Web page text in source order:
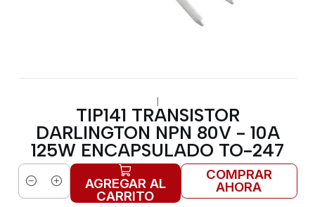
|
TIP141 TRANSISTOR
DARLINGTON NPN 80V - 10A
125W ENCAPSULADO TO-247
Cantidad AGREGAR AL
CARRITO
COMPRAR
AHORA